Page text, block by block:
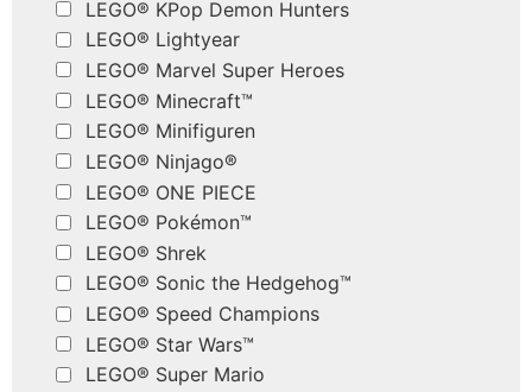
LEGO® KPop Demon Hunters
LEGO® Lightyear
LEGO® Marvel Super Heroes
LEGO® Minecraft™
LEGO® Minifiguren
LEGO® Ninjago®
LEGO® ONE PIECE
LEGO® Pokémon™
LEGO® Shrek
LEGO® Sonic the Hedgehog™
LEGO® Speed Champions
LEGO® Star Wars™
LEGO® Super Mario